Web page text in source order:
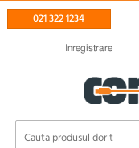
021 322 1234
Inregistrare